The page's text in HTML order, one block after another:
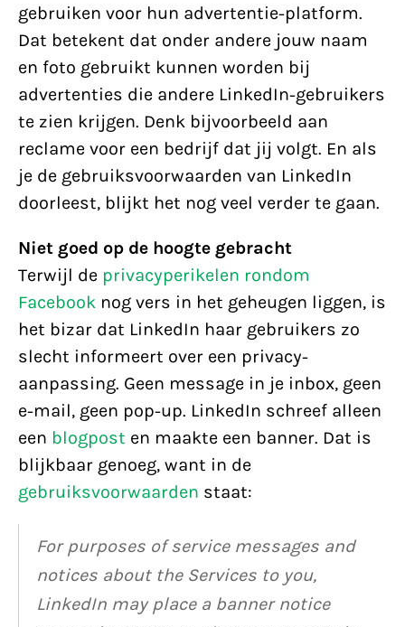
gebruiken voor hun advertentie-platform.
Dat betekent dat onder andere jouw naam
en foto gebruikt kunnen worden bij
advertenties die andere LinkedIn-gebruikers
te zien krijgen. Denk bijvoorbeeld aan
reclame voor een bedrijf dat jij volgt. En als
je de gebruiksvoorwaarden van LinkedIn
doorleest, blijkt het nog veel verder te gaan.
Niet goed op de hoogte gebracht
Terwijl de privacyperikelen rondom
Facebook nog vers in het geheugen liggen, is
het bizar dat LinkedIn haar gebruikers zo
slecht informeert over een privacy-
aanpassing. Geen message in je inbox, geen
e-mail, geen pop-up. LinkedIn schreef alleen
een blogpost en maakte een banner. Dat is
blijkbaar genoeg, want in de
gebruiksvoorwaarden staat:
For purposes of service messages and
notices about the Services to you,
LinkedIn may place a banner notice